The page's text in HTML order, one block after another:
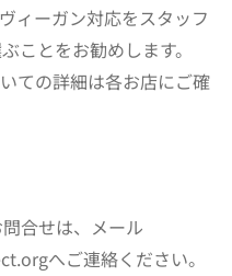
ィーガン対応をスタッフ
ことをお勧めします。
ての詳細は各お店にご確
合せは、メール
へご連絡ください。